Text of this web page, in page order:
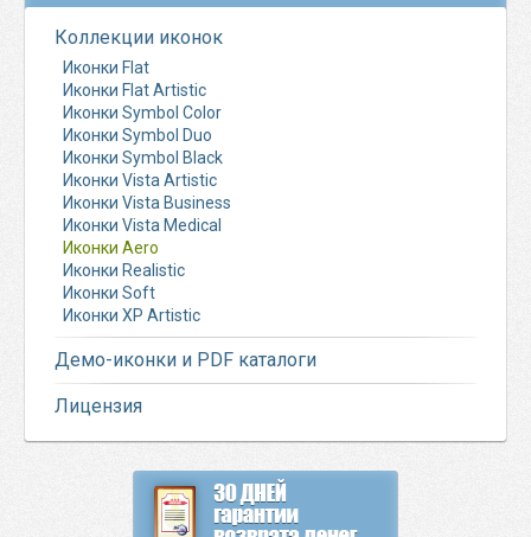
Коллекции иконок
Иконки Flat
Иконки Flat Artistic
Иконки Symbol Color
Иконки Symbol Duo
Иконки Symbol Black
Иконки Vista Artistic
Иконки Vista Business
Иконки Vista Medical
Иконки Aero
Иконки Realistic
Иконки Soft
Иконки XP Artistic
Демо-иконки и PDF каталоги
Лицензия